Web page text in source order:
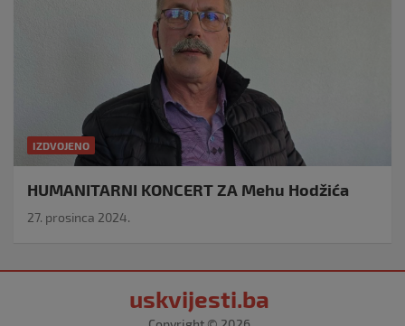
IZDVOJENO
HUMANITARNI KONCERT ZA Mehu Hodžića
27. prosinca 2024.
uskvijesti.ba